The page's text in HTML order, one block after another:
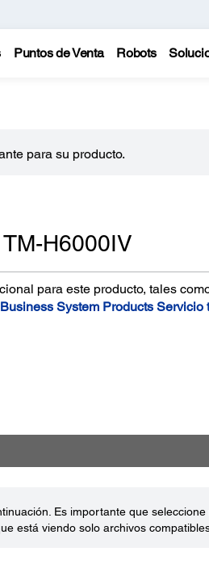
Puntos de Venta Robots
para su producto.
H6000IV
para este producto, tales
Business System Products Servicio
Es importante que
está viendo solo archivos